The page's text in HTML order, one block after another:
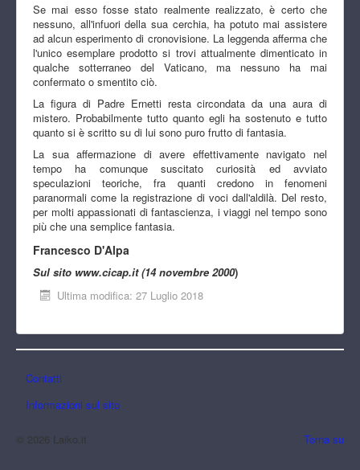
Se mai esso fosse stato realmente realizzato, è certo che
nessuno, all'infuori della sua cerchia, ha potuto mai assistere
ad alcun esperimento di cronovisione. La leggenda afferma che
l'unico esemplare prodotto si trovi attualmente dimenticato in
qualche sotterraneo del Vaticano, ma nessuno ha mai
confermato o smentito ciò.
La figura di Padre Ernetti resta circondata da una aura di
mistero. Probabilmente tutto quanto egli ha sostenuto e tutto
quanto si è scritto su di lui sono puro frutto di fantasia.
La sua affermazione di avere effettivamente navigato nel
tempo ha comunque suscitato curiosità ed avviato
speculazioni teoriche, fra quanti credono in fenomeni
paranormali come la registrazione di voci dall'aldilà. Del resto,
per molti appassionati di fantascienza, i viaggi nel tempo sono
più che una semplice fantasia.
Francesco D'Alpa
Sul sito www.cicap.it (14 novembre 2000)
Ultima modifica: 27 Luglio 2018
Contatti
Informazioni sul sito
Torna su
© 2026 Laiko.it